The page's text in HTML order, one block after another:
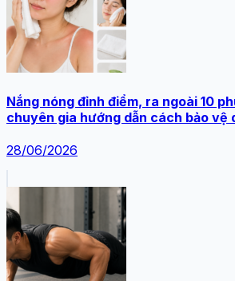
Nắng nóng đỉnh điểm, ra ngoài 10
chuyên gia hướng dẫn cách bảo vệ
28/06/2026